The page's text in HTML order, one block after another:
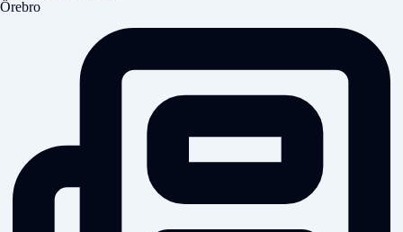
Örebro